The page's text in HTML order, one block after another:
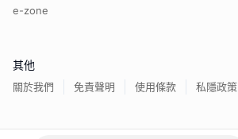
e-zone
其他
關於我們 免責聲明 使用條款 私隱政策